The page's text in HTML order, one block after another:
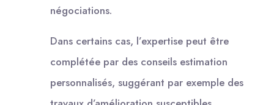
négociations.
Dans certains cas, l’expertise peut être
complétée par des conseils estimation
personnalisés, suggérant par exemple des